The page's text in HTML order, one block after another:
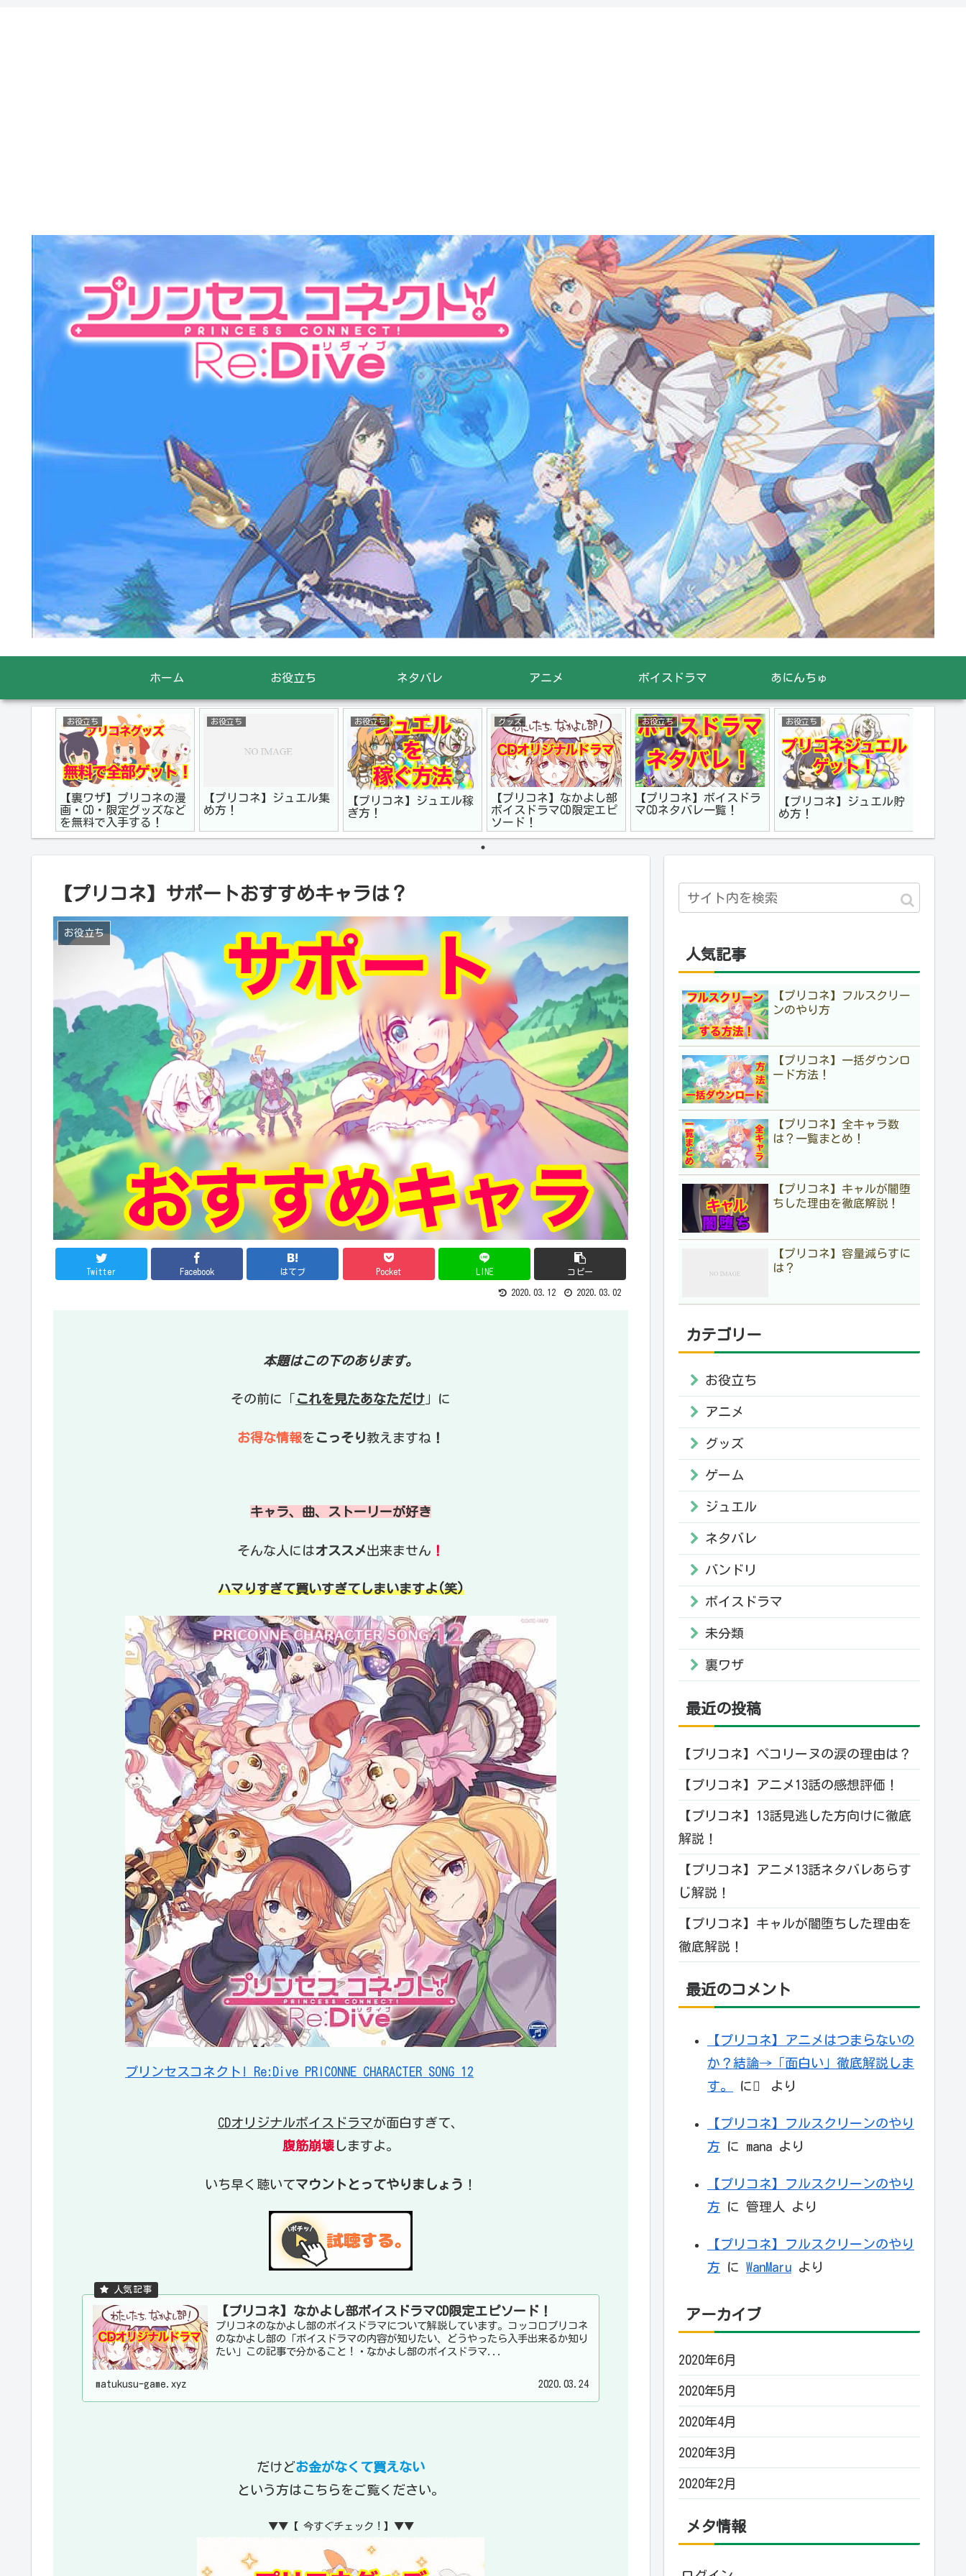
ホーム お役立ち ネタバレ アニメ ボイスドラマ あにんちゅ
お役立ち
【裏ワザ】プリコネの漫
画・CD・限定グッズなど
を無料で入手する！
お役立ち
【プリコネ】ジュエル集
め方！
お役立ち
【プリコネ】ジュエル稼
ぎ方！
グッズ
【プリコネ】なかよし部
ボイスドラマCD限定エピ
ソード！
お役立ち
【プリコネ】ボイスドラ
マCDネタバレ一覧！
お役立ち
【プリコネ】ジュエル貯
め方！
【プリコネ】サポートおすすめキャラは？
お役立ち
Twitter Facebook はてブ Pocket LINE コピー
2020.03.12 2020.03.02
本題はこの下のあります。
その前に「 これを見たあなただけ 」に
お得な情報を こっそり教えますね ！
キャラ、曲、ストーリーが好き
そんな人にはオススメ出来ません ！
ハマりすぎて買いすぎてしまいますよ(笑)
プリンセスコネクト! Re:Dive PRICONNE CHARACTER SONG 12
CDオリジナルボイスドラマが面白すぎて、
腹筋崩壊 しますよ。
いち早く聴いてマウントとってやりましょう ！
【プリコネ】なかよし部ボイスドラマCD限定エピソード！
プリコネのなかよし部のボイスドラマについて解説しています。コッコロプリコネ
のなかよし部の「ボイスドラマの内容が知りたい、どうやったら入手出来るか知り
たい」この記事で分かること！・なかよし部のボイスドラマ...
matukusu-game.xyz 2020.03.24
だけどお金がなくて買えない
という方はこちらをご覧ください。
▼▼【 今すぐチェック！】▼▼
人気記事
【プリコネ】フルスクリー
ンのやり方
【プリコネ】一括ダウンロ
ード方法！
【プリコネ】全キャラ数
は？一覧まとめ！
【プリコネ】キャルが闇堕
ちした理由を徹底解説！
【プリコネ】容量減らすに
は？
カテゴリー
お役立ち
アニメ
グッズ
ゲーム
ジュエル
ネタバレ
バンドリ
ボイスドラマ
未分類
裏ワザ
最近の投稿
【プリコネ】ぺコリーヌの涙の理由は？
【プリコネ】アニメ13話の感想評価！
【プリコネ】13話見逃した方向けに徹底
解説！
【プリコネ】アニメ13話ネタバレあらす
じ解説！
【プリコネ】キャルが闇堕ちした理由を
徹底解説！
最近のコメント
【プリコネ】アニメはつまらないの
か？結論→「面白い」徹底解説しま
す。
に より
【プリコネ】フルスクリーンのやり
方 に mana より
【プリコネ】フルスクリーンのやり
方 に 管理人 より
【プリコネ】フルスクリーンのやり
方 に WanMaru より
アーカイブ
2020年6月
2020年5月
2020年4月
2020年3月
2020年2月
メタ情報